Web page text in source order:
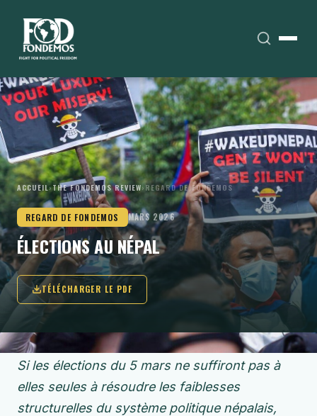
ACCUEIL›THE FONDEMOS REVIEW›REGARD DE FONDEMOS
REGARD DE FONDEMOS MARS 2026
ÉLECTIONS AU NÉPAL
TÉLÉCHARGER LE PDF
Si les élections du 5 mars ne suffiront pas à
elles seules à résoudre les faiblesses
structurelles du système politique népalais,